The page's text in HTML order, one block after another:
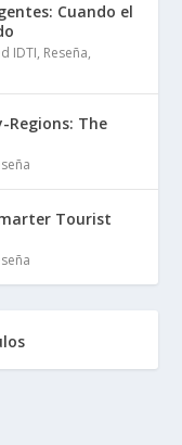
Cuando el
IDTI, Reseña,
Regions: The
Tourist